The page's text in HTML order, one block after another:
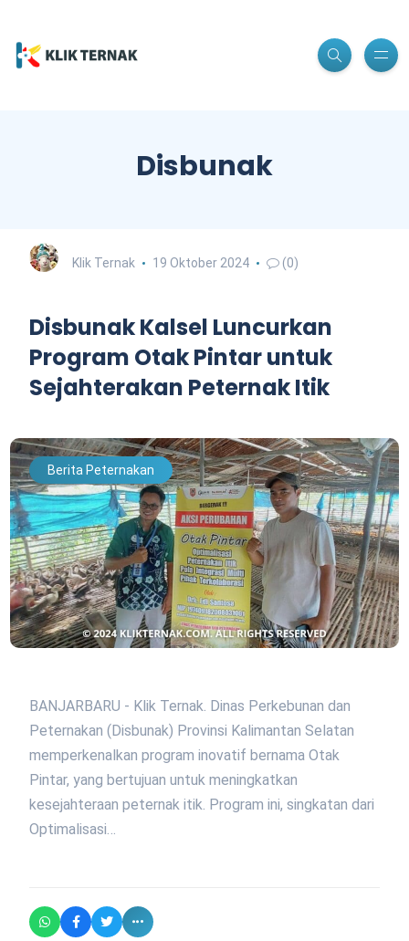
Disbunak
Klik Ternak 19 Oktober 2024 (0)
Disbunak Kalsel Luncurkan
Program Otak Pintar untuk
Sejahterakan Peternak Itik
Berita Peternakan
BANJARBARU - Klik Ternak. Dinas Perkebunan dan
Peternakan (Disbunak) Provinsi Kalimantan Selatan
memperkenalkan program inovatif bernama Otak
Pintar, yang bertujuan untuk meningkatkan
kesejahteraan peternak itik. Program ini, singkatan dari
Optimalisasi…